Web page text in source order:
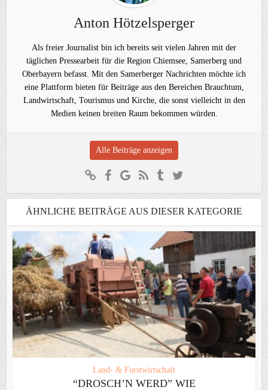
Anton Hötzelsperger
Als freier Journalist bin ich bereits seit vielen Jahren mit der
täglichen Pressearbeit für die Region Chiemsee, Samerberg und
Oberbayern befasst. Mit den Samerberger Nachrichten möchte ich
eine Plattform bieten für Beiträge aus den Bereichen Brauchtum,
Landwirtschaft, Tourismus und Kirche, die sonst vielleicht in den
Medien keinen breiten Raum bekommen würden.
Alle Beiträge anzeigen
ÄHNLICHE BEITRÄGE AUS DIESER KATEGORIE
Land- & Forstwirtschaft
“DROSCH’N WERD” WIE